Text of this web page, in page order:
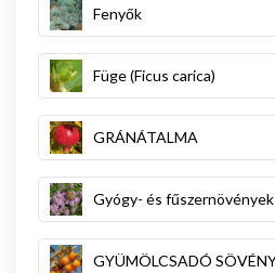
Fenyők
Füge (Ficus carica)
GRÁNÁTALMA
Gyógy- és fűszernövények
GYÜMÖLCSADÓ